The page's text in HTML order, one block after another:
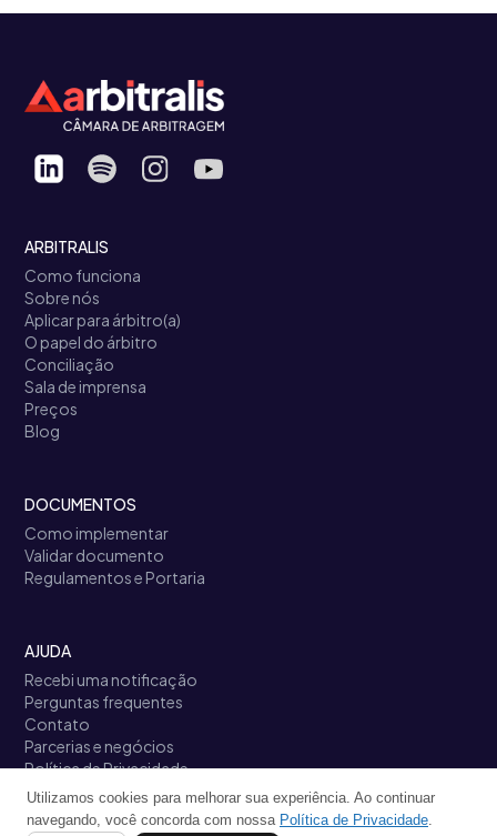
ARBITRALIS
Como funciona
Sobre nós
Aplicar para árbitro(a)
O papel do árbitro
Conciliação
Sala de imprensa
Preços
Blog
DOCUMENTOS
Como implementar
Validar documento
Regulamentos e Portaria
AJUDA
Recebi uma notificação
Perguntas frequentes
Contato
Parcerias e negócios
Política de Privacidade
Termos de Uso
Links úteis
Utilizamos cookies para melhorar sua experiência. Ao continuar
navegando, você concorda com nossa Política de Privacidade.